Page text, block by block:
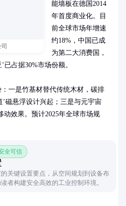
能墙板在德国2014
年首度商业化。目
前全球市场年增速
约18%，中国已成
为第二大消费国，
已占据30%市场份额。
一是竹基材替代传统木材，碳排
’磁悬浮设计兴起；三是与元宇宙
动效果。预计2025年全球市场规
全可信
关键设置要点，从空间规划到设备布
者构建安全高效的工业控制环境。